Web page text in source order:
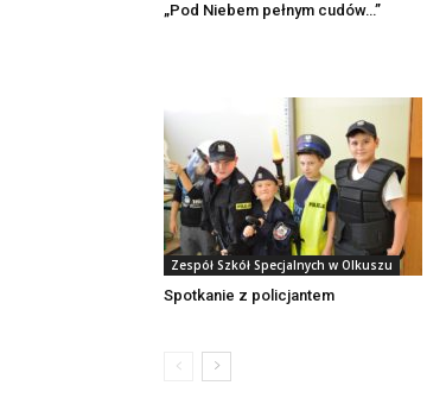
„Pod Niebem pełnym cudów…”
Zespół Szkół Specjalnych w Olkuszu
Spotkanie z policjantem